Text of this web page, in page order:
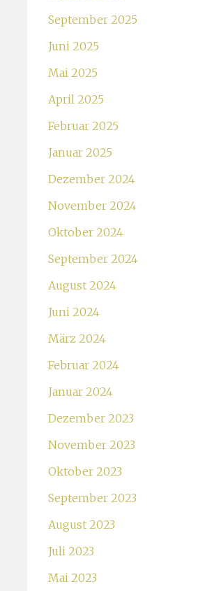
September 2025
Juni 2025
Mai 2025
April 2025
Februar 2025
Januar 2025
Dezember 2024
November 2024
Oktober 2024
September 2024
August 2024
Juni 2024
März 2024
Februar 2024
Januar 2024
Dezember 2023
November 2023
Oktober 2023
September 2023
August 2023
Juli 2023
Mai 2023